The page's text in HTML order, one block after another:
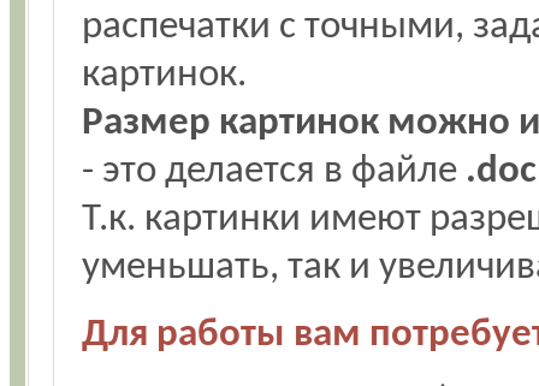
распечатки с точными,
картинок.
Размер картинок можно
- это делается в файле .doc
Т.к. картинки имеют
уменьшать, так и
Для работы вам